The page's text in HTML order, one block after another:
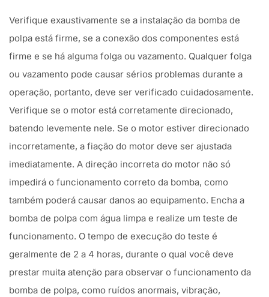
Verifique exaustivamente se a instalação da bomba de
polpa está firme, se a conexão dos componentes está
firme e se há alguma folga ou vazamento. Qualquer folga
ou vazamento pode causar sérios problemas durante a
operação, portanto, deve ser verificado cuidadosamente.
Verifique se o motor está corretamente direcionado,
batendo levemente nele. Se o motor estiver direcionado
incorretamente, a fiação do motor deve ser ajustada
imediatamente. A direção incorreta do motor não só
impedirá o funcionamento correto da bomba, como
também poderá causar danos ao equipamento. Encha a
bomba de polpa com água limpa e realize um teste de
funcionamento. O tempo de execução do teste é
geralmente de 2 a 4 horas, durante o qual você deve
prestar muita atenção para observar o funcionamento da
bomba de polpa, como ruídos anormais, vibração,